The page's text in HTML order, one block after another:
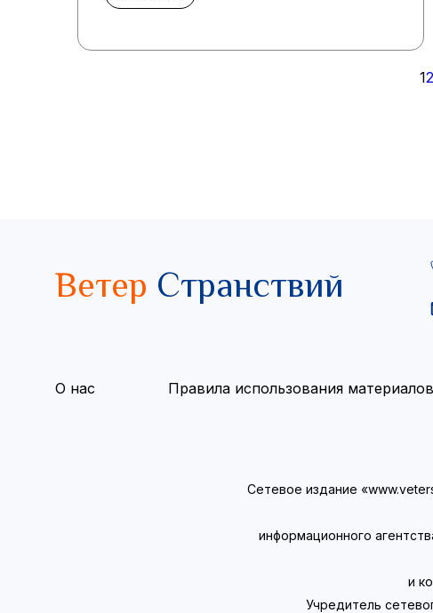
12
Ветер Странствий
О нас Правила использования материалов
Сетевое издание
информационного
и
Учредитель